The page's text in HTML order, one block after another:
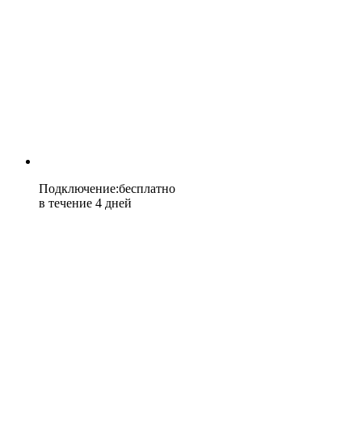
Подключение:бесплатно
в течение 4 дней